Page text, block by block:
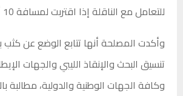
للتعامل مع الناقلة إذا اقتربت لمسافة 10 أميال بحرية.
وأكدت المصلحة أنها تتابع الوضع عن كثب
تنسيق البحث والإنقاذ الليبي والجهات
وكافة الجهات الوطنية والدولية، مطالبة